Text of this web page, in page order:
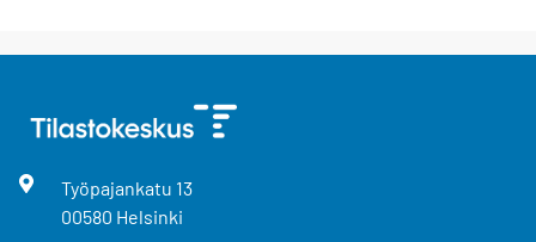
Työpajankatu 13
00580 Helsinki